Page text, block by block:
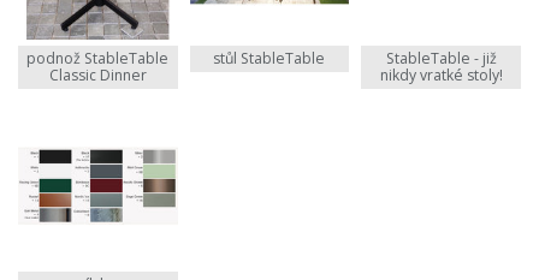
podnož StableTable
Classic Dinner
stůl StableTable
StableTable - již
nikdy vratké stoly!